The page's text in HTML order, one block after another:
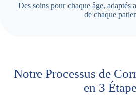
Des soins pour chaque âge, adaptés
de chaque
Notre Processus de
en 3